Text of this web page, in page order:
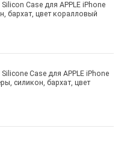
Case для APPLE iPhone
бархат, цвет коралловый
Case для APPLE iPhone
силикон, бархат, цвет